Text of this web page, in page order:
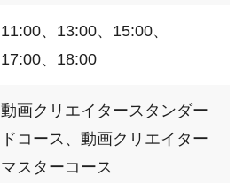
11:00、13:00、15:00、
17:00、18:00
動画クリエイタースタンダー
ドコース、動画クリエイター
マスターコース